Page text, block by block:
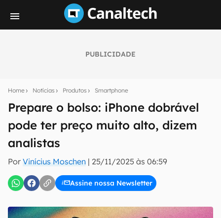
PUBLICIDADE
Home Notícias Produtos Smartphone
Prepare o bolso: iPhone dobrável
pode ter preço muito alto, dizem
analistas
Por Vinícius Moschen | 25/11/2025 às 06:59
Assine nossa Newsletter
notícias e reviews sobre tecnologia em primeira
E-mail
inscreva-se
Uso e Política de Privacidade do Canaltech.